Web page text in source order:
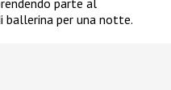
parte al
ballerina per una notte.